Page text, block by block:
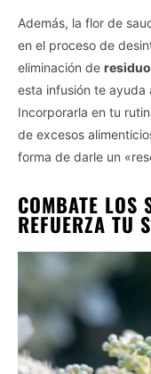
Además, la flor de
en el proceso de
eliminación de
esta infusión te ayuda
Incorporarla en tu
de excesos
forma de darle un
COMBATE LOS
REFUERZA TU